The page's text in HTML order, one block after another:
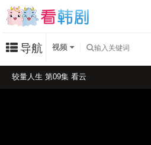
导航 视频
较量人生 第09集 看云